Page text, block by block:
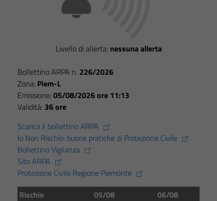
Livello di allerta: nessuna allerta
Bollettino ARPA n. 226/2026
Zona: Piem-L
Emissione: 05/08/2026 ore 11:13
Validità: 36 ore
Scarica il bollettino ARPA
Io Non Rischio: buone pratiche di Protezione Civile
Bollettino Vigilanza
Sito ARPA
Protezione Civile Regione Piemonte
Rischio
05/08
06/08